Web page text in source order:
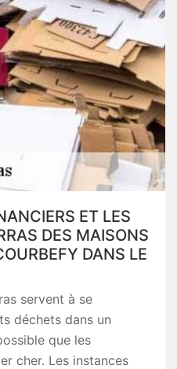
ET LES
DES MAISONS
DANS LE
servent à se
déchets dans un
que les
cher. Les instances